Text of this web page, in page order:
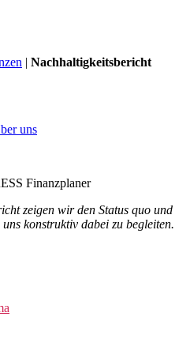
| Nachhaltigkeitsbericht
uns
Finanzplaner
zeigen wir den Status quo und
konstruktiv dabei zu begleiten.